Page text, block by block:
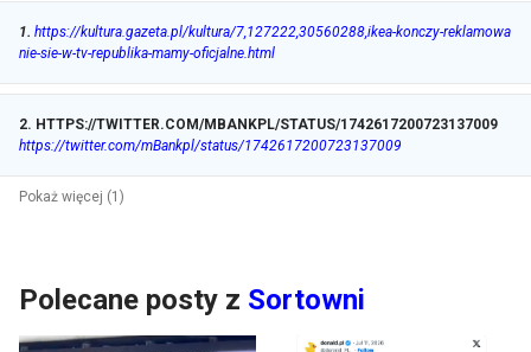
1. https://kultura.gazeta.pl/kultura/7,127222,30560288,ikea-konczy-reklamowa
nie-sie-w-tv-republika-mamy-oficjalne.html
2. HTTPS://TWITTER.COM/MBANKPL/STATUS/1742617200723137009
https://twitter.com/mBankpl/status/1742617200723137009
Pokaż więcej (1)
Polecane posty z Sortowni